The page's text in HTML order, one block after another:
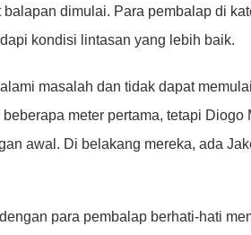
dimulai. Para pembalap di
kondisi lintasan yang lebih baik.
masalah dan tidak dapat
meter pertama, tetapi Diogo
awal. Di belakang mereka, ada
para pembalap berhati-hati